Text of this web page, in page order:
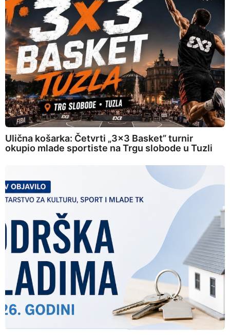
Ulična košarka: Četvrti „3×3 Basket” turnir
okupio mlade sportiste na Trgu slobode u Tuzli